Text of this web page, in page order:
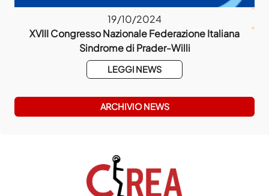
19/10/2024
XVIII Congresso Nazionale Federazione Italiana
Sindrome di Prader-Willi
LEGGI NEWS
ARCHIVIO NEWS